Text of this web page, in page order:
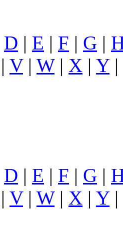
D | E | F | G |
| V| W| X | Y|
D | E | F | G |
| V| W| X | Y|